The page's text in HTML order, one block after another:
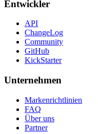
Entwickler
API
ChangeLog
Community
GitHub
KickStarter
Unternehmen
Markenrichtlinien
FAQ
Über uns
Partner